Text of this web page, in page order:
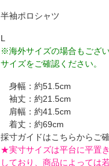
半袖ポロシャツ
L
※海外サイズの場合もござ
サイズをご確認ください。
身幅：約51.5cm
袖丈：約21.5cm
肩幅：約41.5cm
着丈：約69cm
採寸ガイドはこちらからご
★実寸サイズは平台に平置
しており、商品によっては